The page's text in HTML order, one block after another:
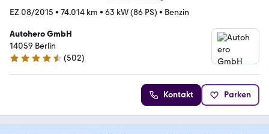
EZ 08/2015 • 74.014 km • 63 kW (86 PS) • Benzin
Autohero GmbH
14059 Berlin
4.5 Sterne
(502)
Kontakt Parken